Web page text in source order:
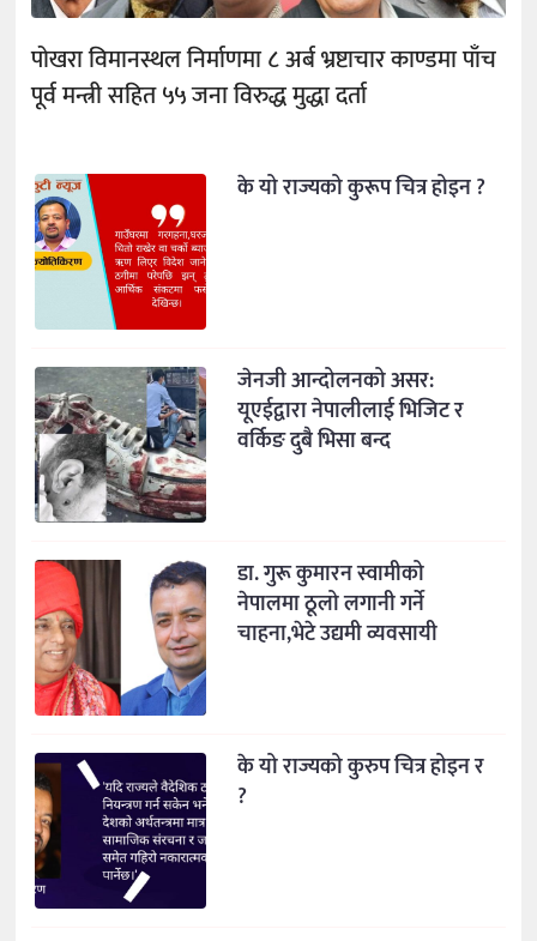
पोखरा विमानस्थल निर्माणमा ८ अर्ब भ्रष्टाचार काण्डमा पाँच
पूर्व मन्त्री सहित ५५ जना विरुद्ध मुद्धा दर्ता
के यो राज्यको कुरूप चित्र होइन ?
जेनजी आन्दोलनको असर:
यूएईद्वारा नेपालीलाई भिजिट र
वर्किङ दुबै भिसा बन्द
डा. गुरू कुमारन स्वामीको
नेपालमा ठूलो लगानी गर्ने
चाहना,भेटे उद्यमी व्यवसायी
के यो राज्यको कुरुप चित्र होइन र
?